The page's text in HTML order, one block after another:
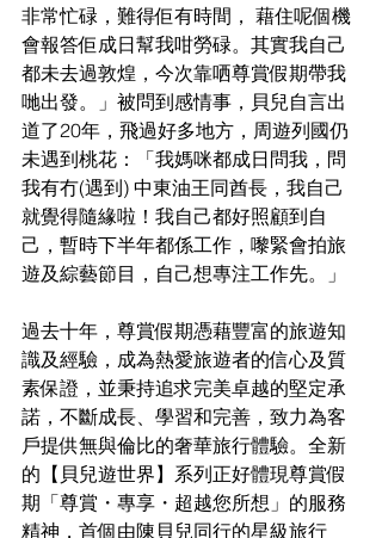
非常忙碌，難得佢有時間， 藉住呢個機
會報答佢成日幫我咁勞碌。其實我自己
都未去過敦煌，今次靠哂尊賞假期帶我
哋出發。」被問到感情事，貝兒自言出
道了20年，飛過好多地方，周遊列國仍
未遇到桃花：「我媽咪都成日問我，問
我有冇(遇到) 中東油王同酋長，我自己
就覺得隨緣啦！我自己都好照顧到自
己，暫時下半年都係工作，嚟緊會拍旅
遊及綜藝節目，自己想專注工作先。」
過去十年，尊賞假期憑藉豐富的旅遊知
識及經驗，成為熱愛旅遊者的信心及質
素保證，並秉持追求完美卓越的堅定承
諾，不斷成長、學習和完善，致力為客
戶提供無與倫比的奢華旅行體驗。全新
的【貝兒遊世界】系列正好體現尊賞假
期「尊賞・專享・超越您所想」的服務
精神，首個由陳貝兒同行的星級旅行